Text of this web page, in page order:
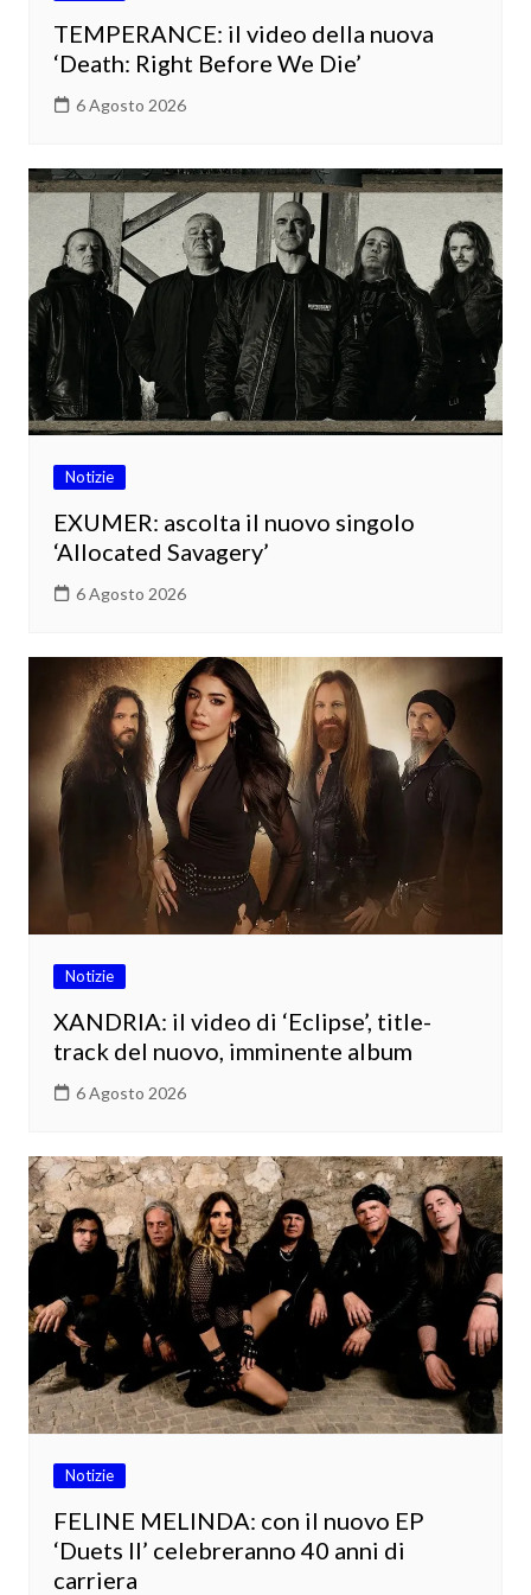
TEMPERANCE: il video della nuova
‘Death: Right Before We Die’
6 Agosto 2026
Notizie
EXUMER: ascolta il nuovo singolo
‘Allocated Savagery’
6 Agosto 2026
Notizie
XANDRIA: il video di ‘Eclipse’, title-
track del nuovo, imminente album
6 Agosto 2026
Notizie
FELINE MELINDA: con il nuovo EP
‘Duets II’ celebreranno 40 anni di
carriera